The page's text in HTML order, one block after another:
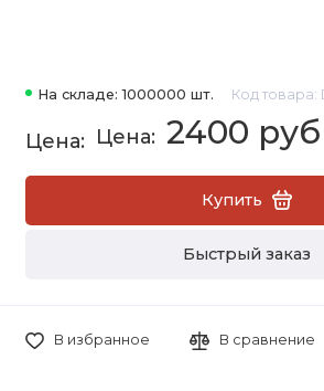
На складе: 1000000 шт. Код товара:
2400 руб
Купить
Быстрый заказ
В избранное В сравнение